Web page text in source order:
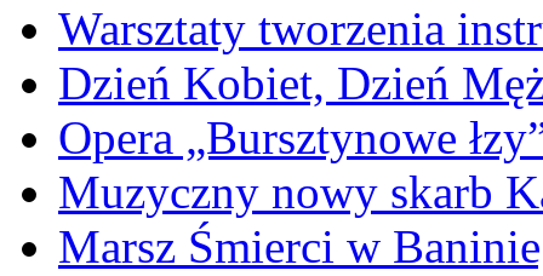
Warsztaty tworzenia
Dzień Kobiet, Dzień
Opera „Bursztynowe
Muzyczny nowy skarb
Marsz Śmierci w